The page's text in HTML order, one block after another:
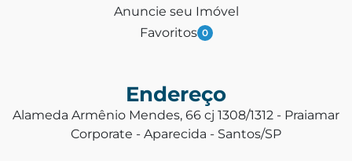
Anuncie seu Imóvel
Favoritos 0
Endereço
Alameda Armênio Mendes, 66 cj 1308/1312 - Praiamar
Corporate - Aparecida - Santos/SP